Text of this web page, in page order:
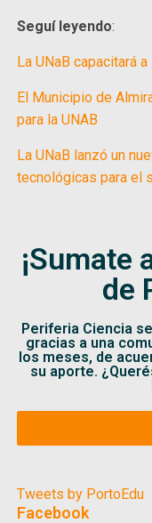
Seguí leyendo:
La UNaB capacitará
El Municipio de
para la UNAB
La UNaB lanzó un
tecnológicas para el
¡Sumate
de
Periferia Ciencia
gracias a una
los meses, de
su aporte.
Tweets by PortoEdu
Facebook